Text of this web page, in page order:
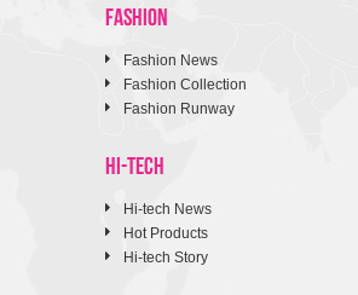
FASHION
Fashion News
Fashion Collection
Fashion Runway
HI-TECH
Hi-tech News
Hot Products
Hi-tech Story